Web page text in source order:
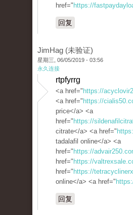
href=" https://
回复
JimHag (未验证)
星期三, 06/05/2019 - 03:56
永久连接
rtpfyrrg
<a href=" https://
<a href=" https://
price</a> <a
href=" https://
citrate</a> <a href="
tadalafil online</a> <a
href=" https://
href=" https://
href=" https://
online</a> <a href="
回复